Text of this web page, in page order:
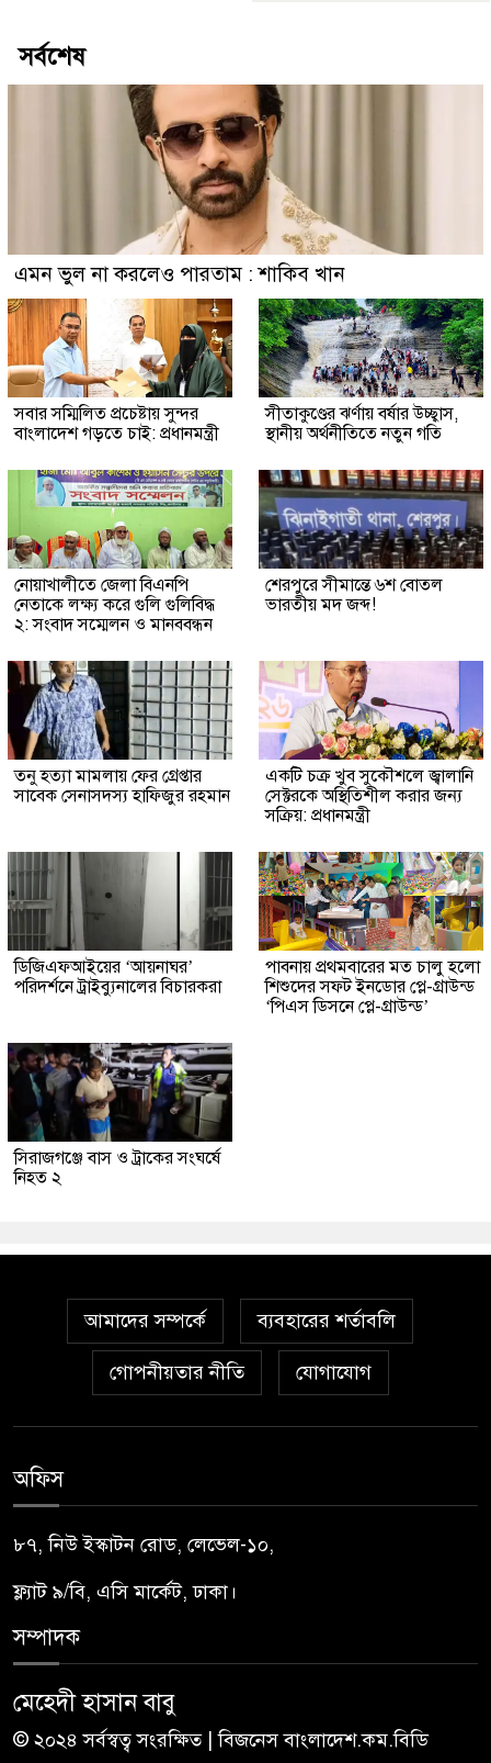
সর্বশেষ
এমন ভুল না করলেও পারতাম : শাকিব খান
সবার সম্মিলিত প্রচেষ্টায় সুন্দর
বাংলাদেশ গড়তে চাই: প্রধানমন্ত্রী
সীতাকুণ্ডের ঝর্ণায় বর্ষার উচ্ছ্বাস,
স্থানীয় অর্থনীতিতে নতুন গতি
নোয়াখালীতে জেলা বিএনপি
নেতাকে লক্ষ্য করে গুলি গুলিবিদ্ধ
২: সংবাদ সম্মেলন ও মানববন্ধন
শেরপুরে সীমান্তে ৬শ বোতল
ভারতীয় মদ জব্দ!
তনু হত্যা মামলায় ফের গ্রেপ্তার
সাবেক সেনাসদস্য হাফিজুর রহমান
একটি চক্র খুব সুকৌশলে জ্বালানি
সেক্টরকে অস্থিতিশীল করার জন্য
সক্রিয়: প্রধানমন্ত্রী
ডিজিএফআইয়ের ‘আয়নাঘর’
পরিদর্শনে ট্রাইব্যুনালের বিচারকরা
পাবনায় প্রথমবারের মত চালু হলো
শিশুদের সফট ইনডোর প্লে-গ্রাউন্ড
‘পিএস ডিসনে প্লে-গ্রাউন্ড’
সিরাজগঞ্জে বাস ও ট্রাকের সংঘর্ষে
নিহত ২
আমাদের সম্পর্কে ব্যবহারের শর্তাবলি
গোপনীয়তার নীতি যোগাযোগ
অফিস
৮৭, নিউ ইস্কাটন রোড, লেভেল-১০,
ফ্ল্যাট ৯/বি, এসি মার্কেট, ঢাকা।
সম্পাদক
মেহেদী হাসান বাবু
© ২০২৪ সর্বস্বত্ব সংরক্ষিত | বিজনেস বাংলাদেশ.কম.বিডি